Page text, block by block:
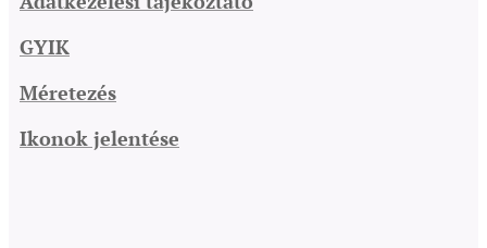
GYIK
Méretezés
Ikonok jelentése